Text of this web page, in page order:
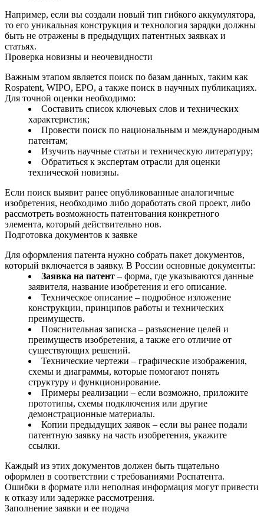
Например, если вы создали новый тип гибкого аккумулятора,
то его уникальная конструкция и технология зарядки должны
быть не отражены в предыдущих патентных заявках и
статьях.
Проверка новизны и неочевидности
Важным этапом является поиск по базам данных, таким как
Rospatent, WIPO, EPO, а также поиск в научных публикациях.
Для точной оценки необходимо:
Составить список ключевых слов и технических
характеристик;
Провести поиск по национальным и международным
патентам;
Изучить научные статьи и техническую литературу;
Обратиться к экспертам отрасли для оценки
технической новизны.
Если поиск выявит ранее опубликованные аналогичные
изобретения, необходимо либо доработать свой проект, либо
рассмотреть возможность патентования конкретного
элемента, который действительно нов.
Подготовка документов к заявке
Для оформления патента нужно собрать пакет документов,
который включается в заявку. В России основные документы:
Заявка на патент – форма, где указываются данные
заявителя, название изобретения и его описание.
Техническое описание – подробное изложение
конструкции, принципов работы и технических
преимуществ.
Пояснительная записка – разъяснение целей и
преимуществ изобретения, а также его отличие от
существующих решений.
Технические чертежи – графические изображения,
схемы и диаграммы, которые помогают понять
структуру и функционирование.
Примеры реализации – если возможно, приложите
прототипы, схемы подключения или другие
демонстрационные материалы.
Копии предыдущих заявок – если вы ранее подали
патентную заявку на часть изобретения, укажите
ссылки.
Каждый из этих документов должен быть тщательно
оформлен в соответствии с требованиями Роспатента.
Ошибки в формате или неполная информация могут привести
к отказу или задержке рассмотрения.
Заполнение заявки и ее подача